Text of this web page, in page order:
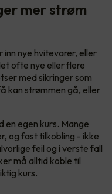
mer strøm
nye hvitevarer, eller
ofte nye eller flere
med sikringer som
kan strømmen gå, eller
en egen kurs. Mange
og fast tilkobling - ikke
feil og i verste fall
må alltid koble til
kurs.